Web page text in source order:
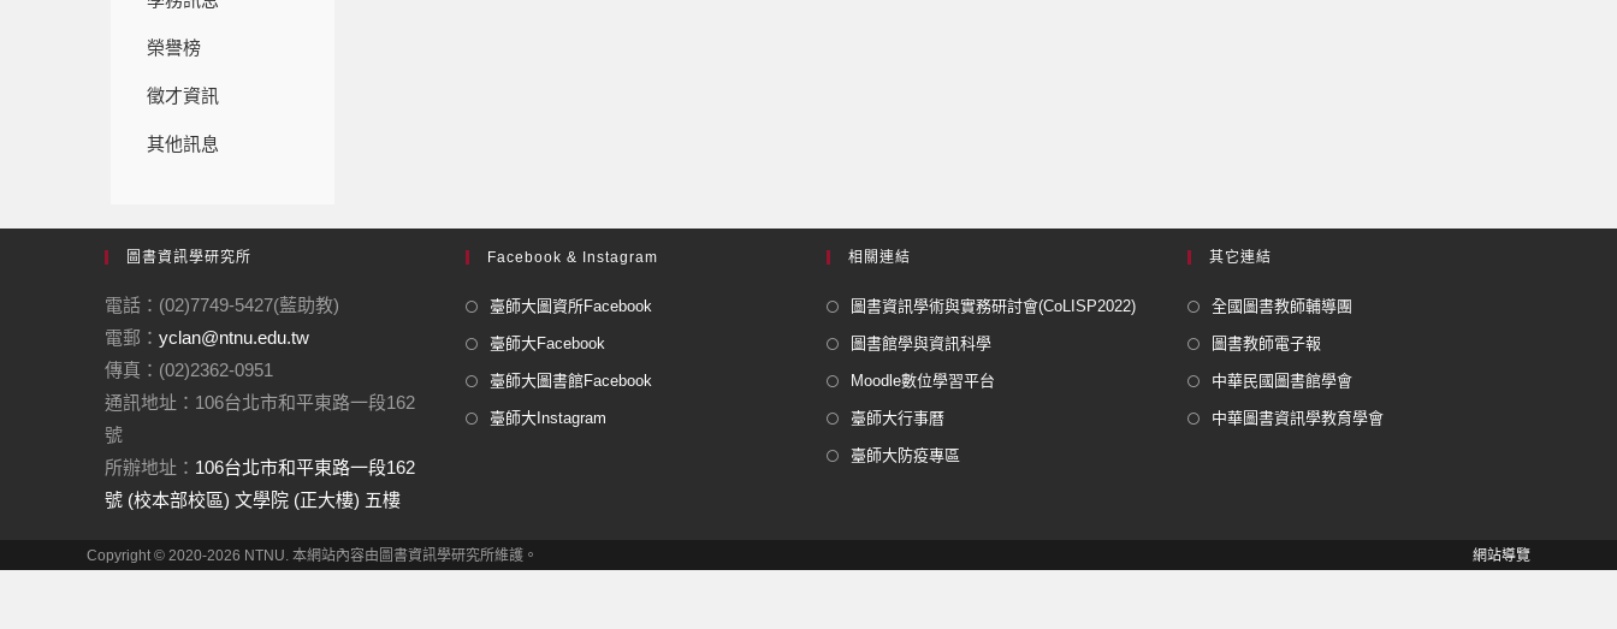
榮譽榜
徵才資訊
其他訊息
圖書資訊學研究所
電話：(02)7749-5427(藍助教)
電郵： yclan@ntnu.edu.tw
傳真：(02)2362-0951
通訊地址：106台北市和平東路一段162
號
所辦地址： 106台北市和平東路一段162
號 (校本部校區) 文學院 (正大樓) 五樓
Facebook & Instagram
臺師大圖資所Facebook
臺師大Facebook
臺師大圖書館Facebook
臺師大Instagram
相關連結
圖書資訊學術與實務研討會(CoLISP2022)
圖書館學與資訊科學
Moodle數位學習平台
臺師大行事曆
臺師大防疫專區
其它連結
全國圖書教師輔導團
圖書教師電子報
中華民國圖書館學會
中華圖書資訊學教育學會
網站導覽
Copyright © 2020-2026 NTNU. 本網站內容由圖書資訊學研究所維護。